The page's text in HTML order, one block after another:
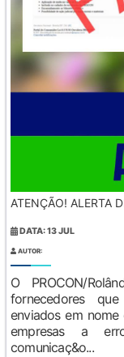
ATENÇÃO! ALERTA
DATA: 13 JUL
AUTOR:
O PROCON/
fornecedores
enviados em
empresas a
comunicaç&o...